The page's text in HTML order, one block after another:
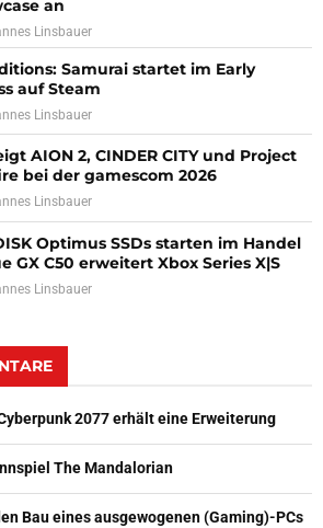
an
Linsbauer
Samurai startet im Early
auf Steam
Linsbauer
AION 2, CINDER CITY und Project
bei der gamescom 2026
Linsbauer
Optimus SSDs starten im Handel
GX C50 erweitert Xbox Series X|S
Linsbauer
2077 erhält eine Erweiterung
The Mandalorian
Bau eines ausgewogenen (Gaming)-PCs